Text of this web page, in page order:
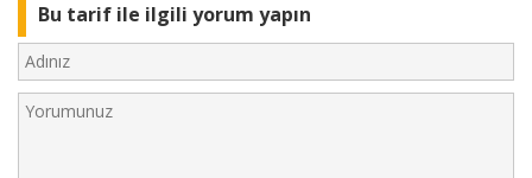
Bu tarif ile ilgili yorum yapın